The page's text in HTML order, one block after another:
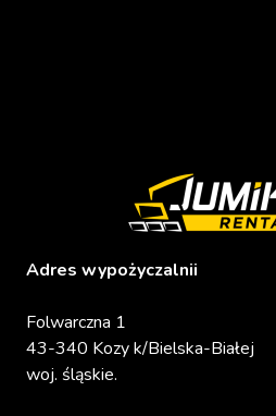
Adres wypożyczalnii
Folwarczna 1
43-340 Kozy k/Bielska-Białej
woj. śląskie.